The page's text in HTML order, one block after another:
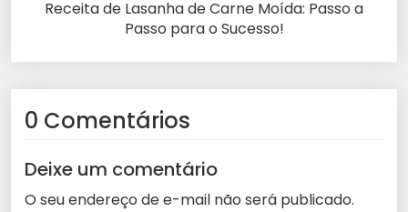
Receita de Lasanha de Carne Moída: Passo a
Passo para o Sucesso!
0 Comentários
Deixe um comentário
O seu endereço de e-mail não será publicado.